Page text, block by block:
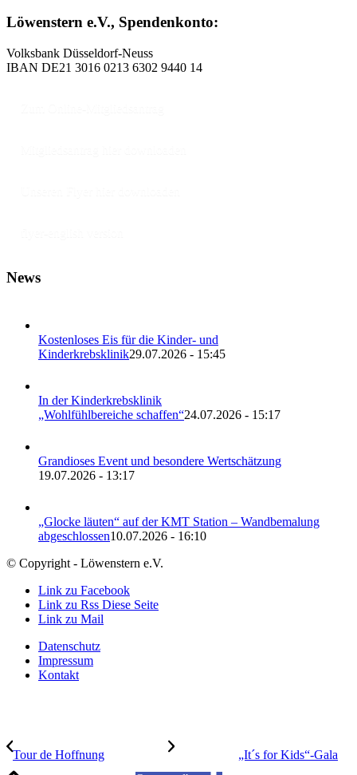
Löwenstern e.V., Spendenkonto:
Volksbank Düsseldorf-Neuss
IBAN DE21 3016 0213 6302 9440 14
News
Kostenloses Eis für die Kinder- und
Kinderkrebsklinik29.07.2026 - 15:45
In der Kinderkrebsklinik
„Wohlfühlbereiche schaffen“24.07.2026 - 15:17
Grandioses Event und besondere Wertschätzung
19.07.2026 - 13:17
„Glocke läuten“ auf der KMT Station – Wandbemalung
abgeschlossen10.07.2026 - 16:10
© Copyright - Löwenstern e.V.
Link zu Facebook
Link zu Rss Diese Seite
Link zu Mail
Datenschutz
Impressum
Kontakt
Tour de Hoffnung „It´s for Kids“-Gala